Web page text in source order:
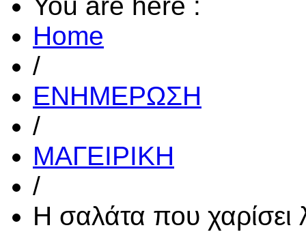
You are here :
Home
/
ΕΝΗΜΕΡΩΣΗ
/
ΜΑΓΕΙΡΙΚΗ
/
H σαλάτα που χαρίσει